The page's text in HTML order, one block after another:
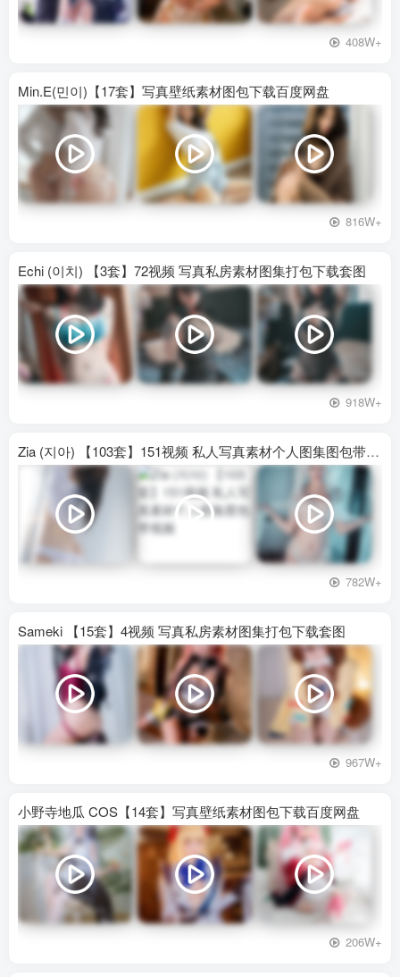
408W+
Min.E(민이)【17套】写真壁纸素材图包下载百度网盘
816W+
Echi (이치) 【3套】72视频 写真私房素材图集打包下载套图
918W+
Zia (지아) 【103套】151视频 私人写真素材个人图集图包带视频
782W+
Sameki 【15套】4视频 写真私房素材图集打包下载套图
967W+
小野寺地瓜 COS【14套】写真壁纸素材图包下载百度网盘
206W+